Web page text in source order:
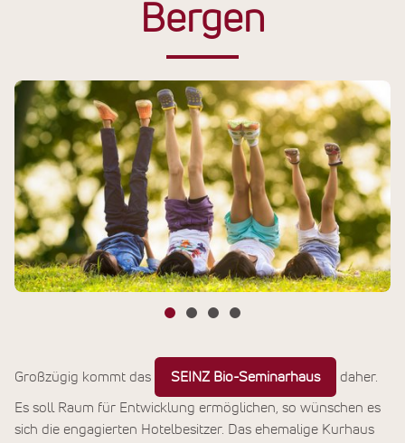
Bergen
Großzügig kommt das SEINZ Bio-Seminarhaus daher.
Es soll Raum für Entwicklung ermöglichen, so wünschen es
sich die engagierten Hotelbesitzer. Das ehemalige Kurhaus